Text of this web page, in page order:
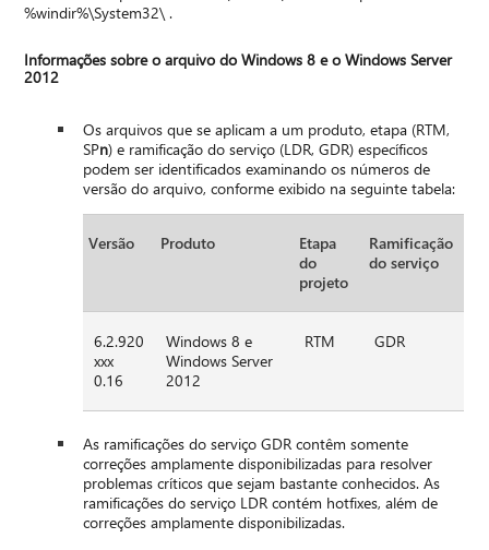
%windir%\System32\ .
Informações sobre o arquivo do Windows 8 e o Windows Server
2012
Os arquivos que se aplicam a um produto, etapa (RTM,
SPn) e ramificação do serviço (LDR, GDR) específicos
podem ser identificados examinando os números de
versão do arquivo, conforme exibido na seguinte tabela:
Versão Produto
Etapa
do
projeto
Ramificação
do serviço
6.2.920
xxx
0.16
Windows 8 e
Windows Server
2012
RTM GDR
As ramificações do serviço GDR contêm somente
correções amplamente disponibilizadas para resolver
problemas críticos que sejam bastante conhecidos. As
ramificações do serviço LDR contém hotfixes, além de
correções amplamente disponibilizadas.